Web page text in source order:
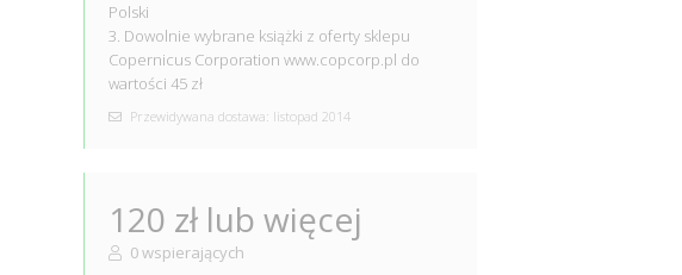
Polski
3. Dowolnie wybrane książki z oferty sklepu
Copernicus Corporation www.copcorp.pl do
wartości 45 zł
Przewidywana dostawa: listopad 2014
120 zł lub więcej
0 wspierających